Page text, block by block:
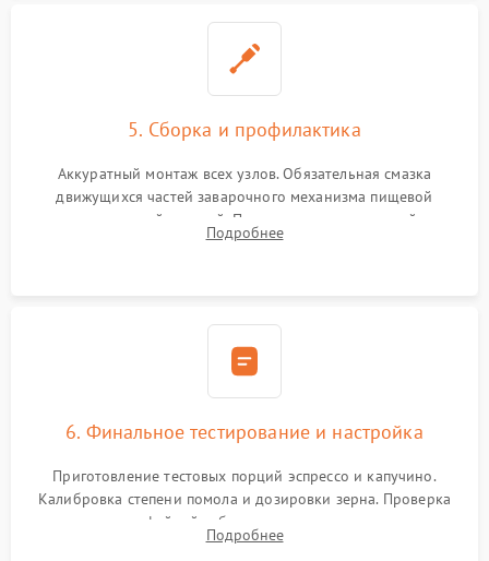
5. Сборка и профилактика
Аккуратный монтаж всех узлов. Обязательная смазка
движущихся частей заварочного механизма пищевой
силиконовой смазкой. Проведение программной
декальцинации и очистки системы от кофейных масел.
Подробнее
6. Финальное тестирование и настройка
Приготовление тестовых порций эспрессо и капучино.
Калибровка степени помола и дозировки зерна. Проверка
плотности кофейной таблетки, температуры напитка и
качества молочной пены. Контроль отсутствия посторонних
Подробнее